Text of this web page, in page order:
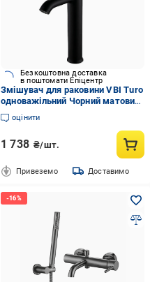
Безкоштовна доставка
в поштомати Епіцентр
Змішувач для раковини VBI Turo
одноважільний Чорний матовий
(VBI-050401BL)
оцінити
1 738 ₴/шт.
Привеземо Доставимо